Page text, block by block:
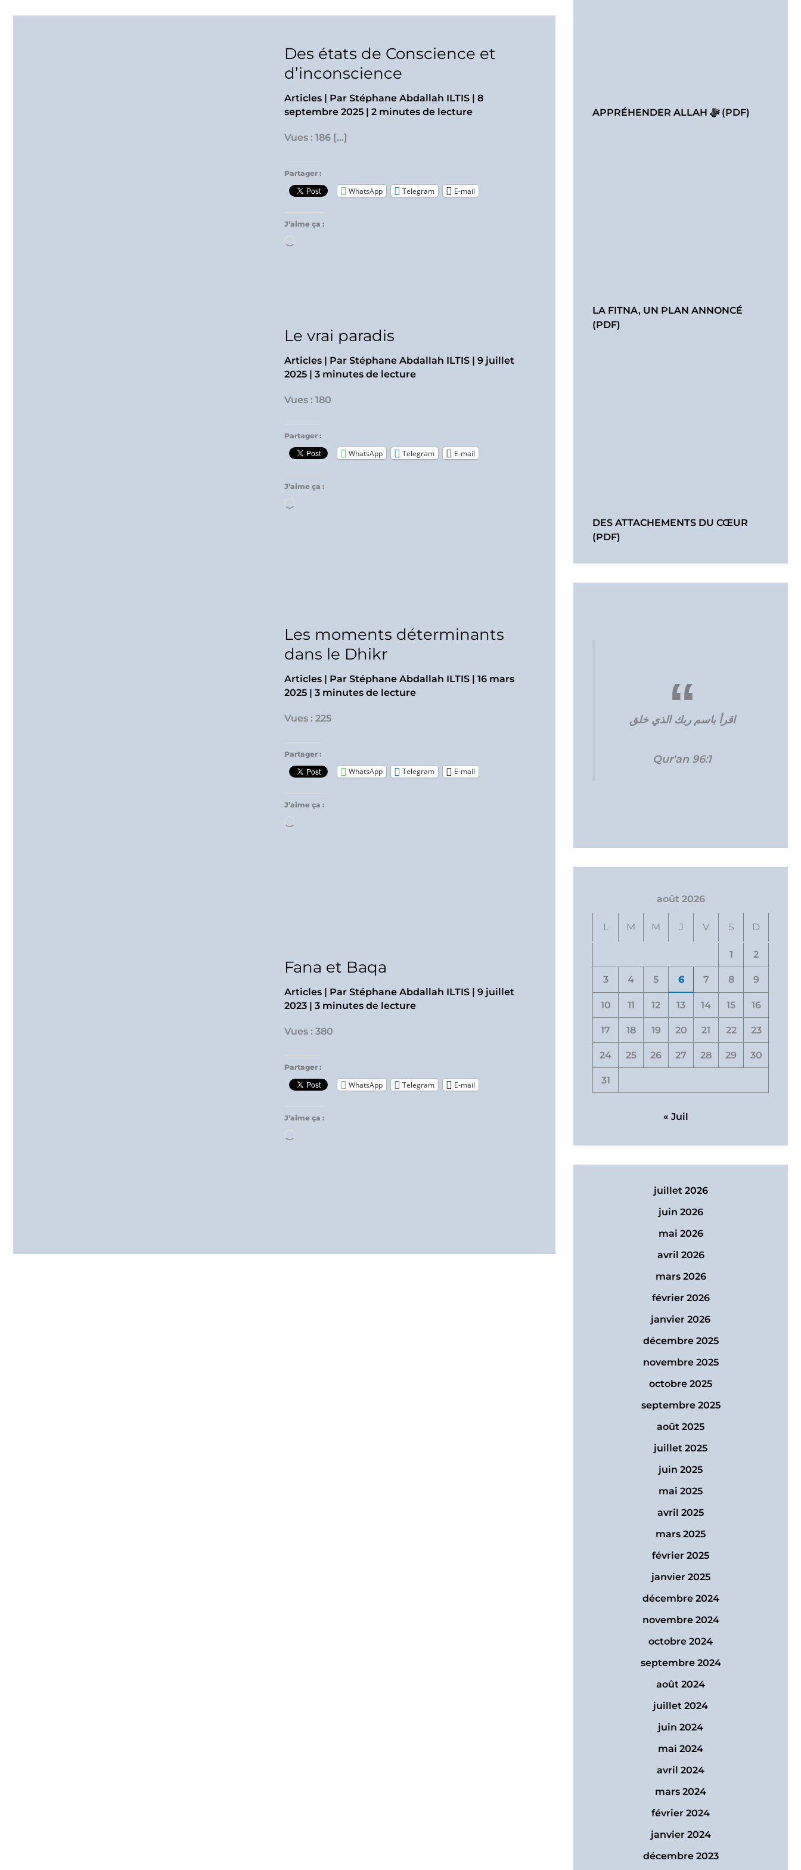
Des états de Conscience et
d’inconscience
Articles | Par Stéphane Abdallah ILTIS | 8
septembre 2025 | 2 minutes de lecture
Vues : 186 […]
Partager :
WhatsApp Telegram E-mail
J’aime ça :
Le vrai paradis
Articles | Par Stéphane Abdallah ILTIS | 9 juillet
2025 | 3 minutes de lecture
Vues : 180
Partager :
WhatsApp Telegram E-mail
J’aime ça :
Les moments déterminants
dans le Dhikr
Articles | Par Stéphane Abdallah ILTIS | 16 mars
2025 | 3 minutes de lecture
Vues : 225
Partager :
WhatsApp Telegram E-mail
J’aime ça :
Fana et Baqa
Articles | Par Stéphane Abdallah ILTIS | 9 juillet
2023 | 3 minutes de lecture
Vues : 380
Partager :
WhatsApp Telegram E-mail
J’aime ça :
APPRÉHENDER ALLAH ﷻ (PDF)
LA FITNA, UN PLAN ANNONCÉ
(PDF)
DES ATTACHEMENTS DU CŒUR
(PDF)
اقرأ باسم ربك الذي خلق
Qur'an 96:1
août 2026
L M M J V S D
1 2
3 4 5 6 7 8 9
10 11 12 13 14 15 16
17 18 19 20 21 22 23
24 25 26 27 28 29 30
31
« Juil
juillet 2026
juin 2026
mai 2026
avril 2026
mars 2026
février 2026
janvier 2026
décembre 2025
novembre 2025
octobre 2025
septembre 2025
août 2025
juillet 2025
juin 2025
mai 2025
avril 2025
mars 2025
février 2025
janvier 2025
décembre 2024
novembre 2024
octobre 2024
septembre 2024
août 2024
juillet 2024
juin 2024
mai 2024
avril 2024
mars 2024
février 2024
janvier 2024
décembre 2023